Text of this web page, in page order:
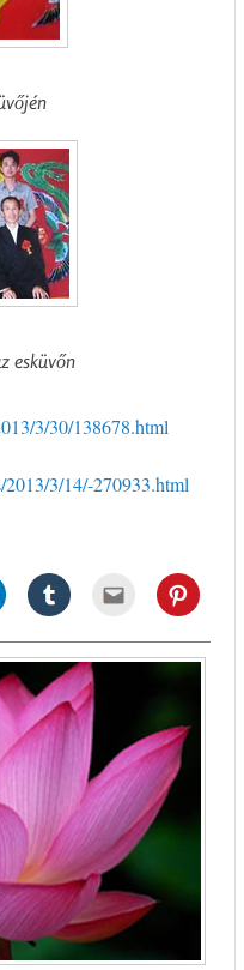
esküvőn
3/30/138678.html
3/14/-270933.html